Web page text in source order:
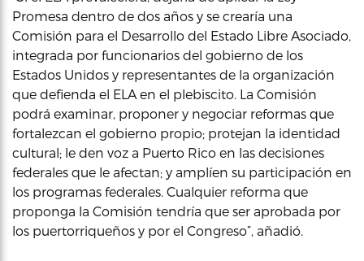
Promesa dentro de dos años y se crearía una
Comisión para el Desarrollo del Estado Libre Asociado,
integrada por funcionarios del gobierno de los
Estados Unidos y representantes de la organización
que defienda el ELA en el plebiscito. La Comisión
podrá examinar, proponer y negociar reformas que
fortalezcan el gobierno propio; protejan la identidad
cultural; le den voz a Puerto Rico en las decisiones
federales que le afectan; y amplíen su participación en
los programas federales. Cualquier reforma que
proponga la Comisión tendría que ser aprobada por
los puertorriqueños y por el Congreso”, añadió.